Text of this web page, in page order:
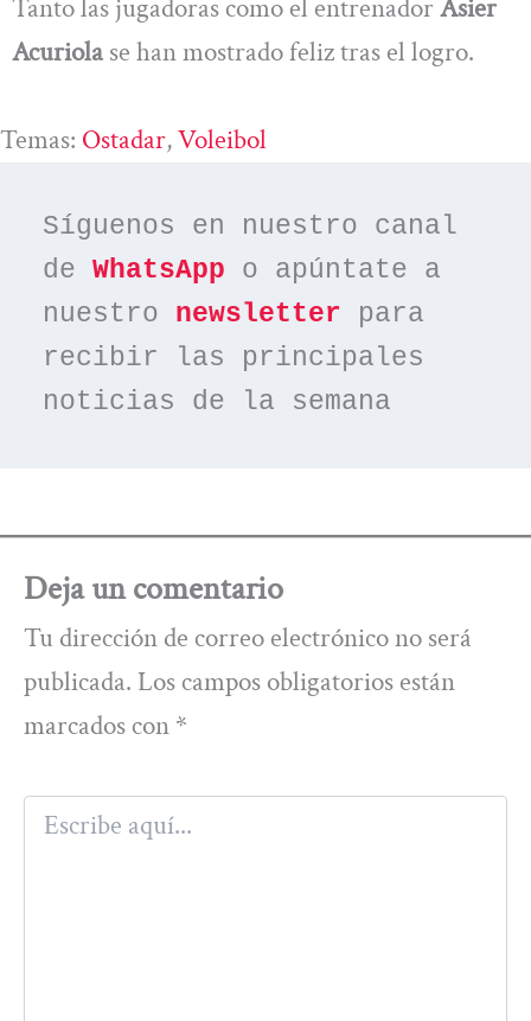
Tanto las jugadoras como el entrenadorAsier
Acuriolase han mostrado feliz tras el logro.
Temas: Ostadar, Voleibol
Síguenos en nuestro canal
de WhatsApp o apúntate a
nuestro newsletter para
recibir las principales
noticias de la semana
Deja un comentario
Tu dirección de correo electrónico no será
publicada. Los campos obligatorios están
marcados con *
Escribe
aquí...